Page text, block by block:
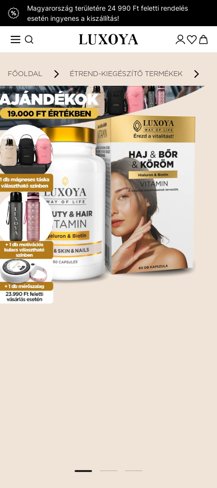
Magyarország területére 24 990 Ft feletti rendelés
esetén ingyenes a kiszállítás!
FŐOLDAL ÉTREND-KIEGÉSZÍTŐ TERMÉKEK